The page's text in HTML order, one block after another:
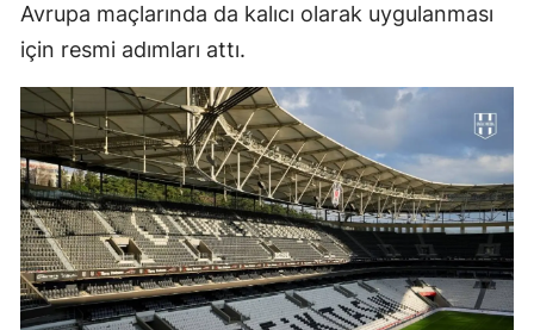
Avrupa maçlarında da kalıcı olarak uygulanması
için resmi adımları attı.